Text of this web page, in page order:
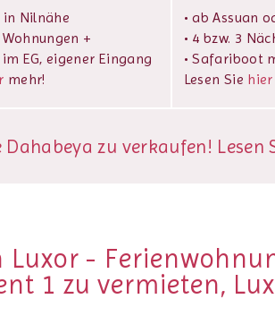
in Nilnähe
+
EG, eigener Eingang
mehr!
• ab Assuan
• 4 bzw. 3
• Safariboot
Lesen Sie hier
Dahabeya zu verkaufen! Lesen
Luxor -
1 zu vermieten,